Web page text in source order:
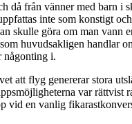
då från vänner med barn i
inte som konstigt
skulle göra om man vann
huvudsakligen handlar
någonting i.
att flyg genererar stora
var rättvist
vid en vanlig